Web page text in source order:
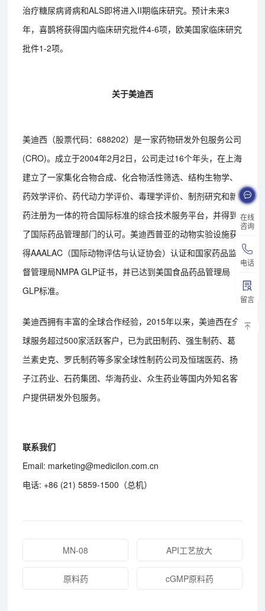
在线
咨询
电话
留言
治疗糖尿病肾病和ALS即将进入II期临床研究。预计未来3
年，喜鹊将获得国内临床研究批件4-6项，欧美国家临床研究
批件1-2项。
关于美迪西
美迪西（股票代码：688202）是一家药物研发外包服务公司
(CRO)。成立于2004年2月2日，公司走过16个年头，在上海
建立了一家集化合物合成、化合物活性筛选、结构生物学、
药效学评价、药代动力学评价、毒理学评价、制剂研究和新
药注册为一体的符合国际标准的综合技术服务平台，并得到
了国际药品管理部门的认可。美迪西普亚的动物实验设施获
得AAALAC（国际动物评估与认证协会）认证和国家药品监
督管理局NMPA GLP证书，并已达到美国食品药品管理局
GLP标准。
美迪西拥有丰富的全球合作经验，2015年以来，美迪西在全
球服务超过500家活跃客户，已为武田制药、强生制药、葛
兰素史克、罗氏制药等多家全球性制药公司及恒瑞医药、扬
子江药业、石药集团、华海药业、众生药业等国内外知名客
户提供研发外包服务。
联系我们
Email: marketing@medicilon.com.cn
电话: +86 (21) 5859-1500（总机）
MN-08 API工艺放大
原料药 cGMP原料药